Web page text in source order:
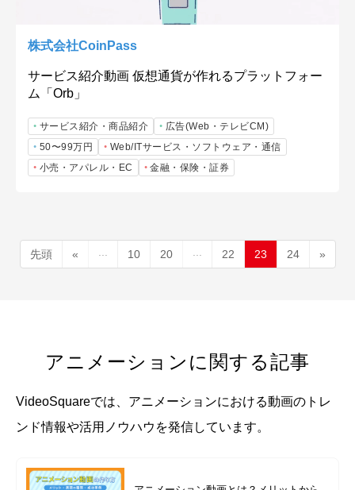
株式会社CoinPass
サービス紹介動画 仮想通貨が作れるプラットフォー
ム「Orb」
サービス紹介・商品紹介
広告(Web・テレビCM)
50〜99万円
Web/ITサービス・ソフトウェア・通信
小売・アパレル・EC
金融・保険・証券
先頭 « 10 20 22 23 24 »
アニメーションに関する記事
VideoSquareでは、アニメーションにおける動画のトレ
ンド情報や活用ノウハウを発信しています。